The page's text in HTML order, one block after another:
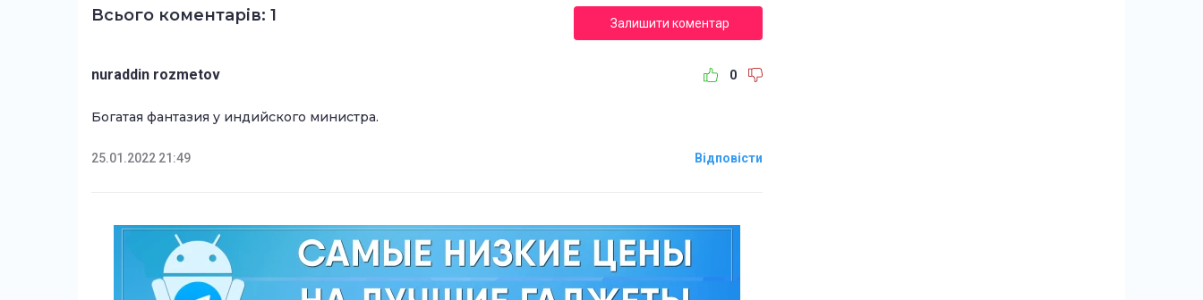
Всього коментарів: 1 Залишити коментар
nuraddin rozmetov 0
Богатая фантазия у индийского министра.
25.01.2022 21:49 Відповісти